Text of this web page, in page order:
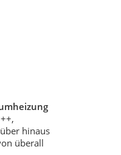
hinaus
überall